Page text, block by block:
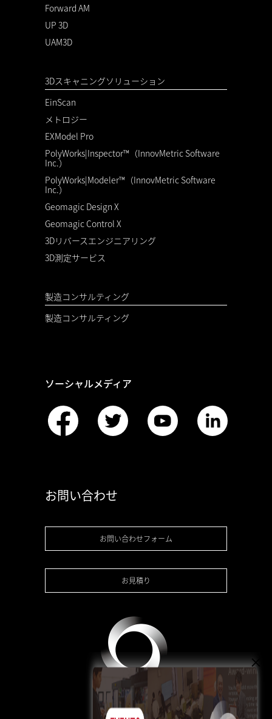
Forward AM
UP 3D
UAM3D
3Dスキャニングソリューション
EinScan
メトロジー
EXModel Pro
PolyWorks|Inspector™（InnovMetric Software
Inc.）
PolyWorks|Modeler™（InnovMetric Software
Inc.）
Geomagic Design X
Geomagic Control X
3Dリバースエンジニアリング
3D測定サービス
製造コンサルティング
製造コンサルティング
ソーシャルメディア
お問い合わせ
お問い合わせフォーム
お見積り